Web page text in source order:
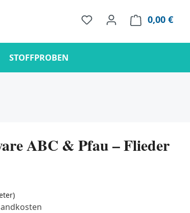
0,00 €
STOFFPROBEN
ABC & Pfau – Flieder